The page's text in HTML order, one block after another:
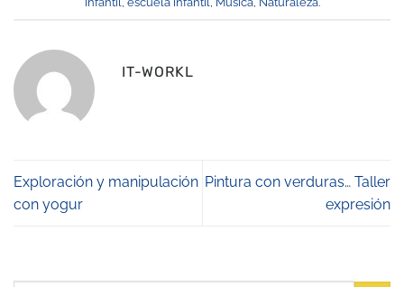
IT-WORKL
Exploración y manipulación
con yogur
Pintura con verduras… Taller
expresión